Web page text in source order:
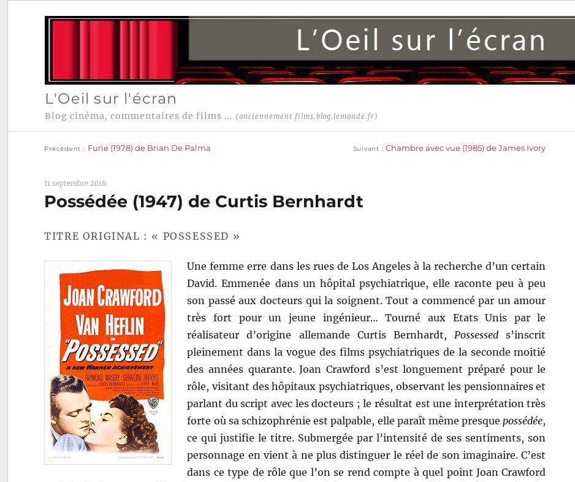
L'Oeil sur l'écran
Blog cinéma, commentaires de films ... (anciennement films.blog.lemonde.fr)
Navigation
l’article
Précédent Furie (1978) de Brian De Palma Suivant Chambre avec vue (1985) de James Ivory
11 septembre 2016
Possédée (1947) de Curtis Bernhardt
TITRE ORIGINAL : « POSSESSED »
Une femme erre dans les rues de Los Angeles à la recherche d’un certain
David. Emmenée dans un hôpital psychiatrique, elle raconte peu à peu
son passé aux docteurs qui la soignent. Tout a commencé par un amour
très fort pour un jeune ingénieur… Tourné aux Etats Unis par le
réalisateur d’origine allemande Curtis Bernhardt, Possessed s’inscrit
pleinement dans la vogue des films psychiatriques de la seconde moitié
des années quarante. Joan Crawford s’est longuement préparé pour le
rôle, visitant des hôpitaux psychiatriques, observant les pensionnaires et
parlant du script avec les docteurs ; le résultat est une interprétation très
forte où sa schizophrénie est palpable, elle paraît même presque possédée,
ce qui justifie le titre. Submergée par l’intensité de ses sentiments, son
personnage en vient à ne plus distinguer le réel de son imaginaire. C’est
dans ce type de rôle que l’on se rend compte à quel point Joan Crawford